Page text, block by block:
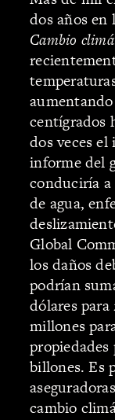
dos años
Cambio
centígrados
dos veces
informe del
conduciría a
de agua,
Global
los daños
podrían
dólares
millones
billones. Es
cambio